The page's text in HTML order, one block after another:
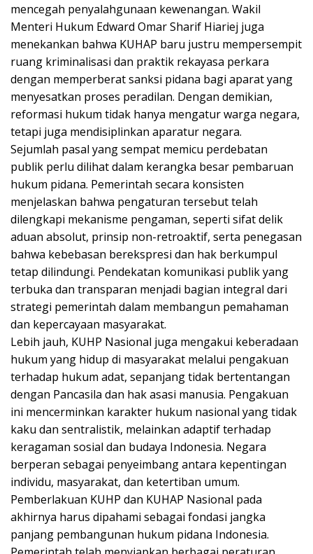
mencegah penyalahgunaan kewenangan. Wakil
Menteri Hukum Edward Omar Sharif Hiariej juga
menekankan bahwa KUHAP baru justru mempersempit
ruang kriminalisasi dan praktik rekayasa perkara
dengan memperberat sanksi pidana bagi aparat yang
menyesatkan proses peradilan. Dengan demikian,
reformasi hukum tidak hanya mengatur warga negara,
tetapi juga mendisiplinkan aparatur negara.
Sejumlah pasal yang sempat memicu perdebatan
publik perlu dilihat dalam kerangka besar pembaruan
hukum pidana. Pemerintah secara konsisten
menjelaskan bahwa pengaturan tersebut telah
dilengkapi mekanisme pengaman, seperti sifat delik
aduan absolut, prinsip non-retroaktif, serta penegasan
bahwa kebebasan berekspresi dan hak berkumpul
tetap dilindungi. Pendekatan komunikasi publik yang
terbuka dan transparan menjadi bagian integral dari
strategi pemerintah dalam membangun pemahaman
dan kepercayaan masyarakat.
Lebih jauh, KUHP Nasional juga mengakui keberadaan
hukum yang hidup di masyarakat melalui pengakuan
terhadap hukum adat, sepanjang tidak bertentangan
dengan Pancasila dan hak asasi manusia. Pengakuan
ini mencerminkan karakter hukum nasional yang tidak
kaku dan sentralistik, melainkan adaptif terhadap
keragaman sosial dan budaya Indonesia. Negara
berperan sebagai penyeimbang antara kepentingan
individu, masyarakat, dan ketertiban umum.
Pemberlakuan KUHP dan KUHAP Nasional pada
akhirnya harus dipahami sebagai fondasi jangka
panjang pembangunan hukum pidana Indonesia.